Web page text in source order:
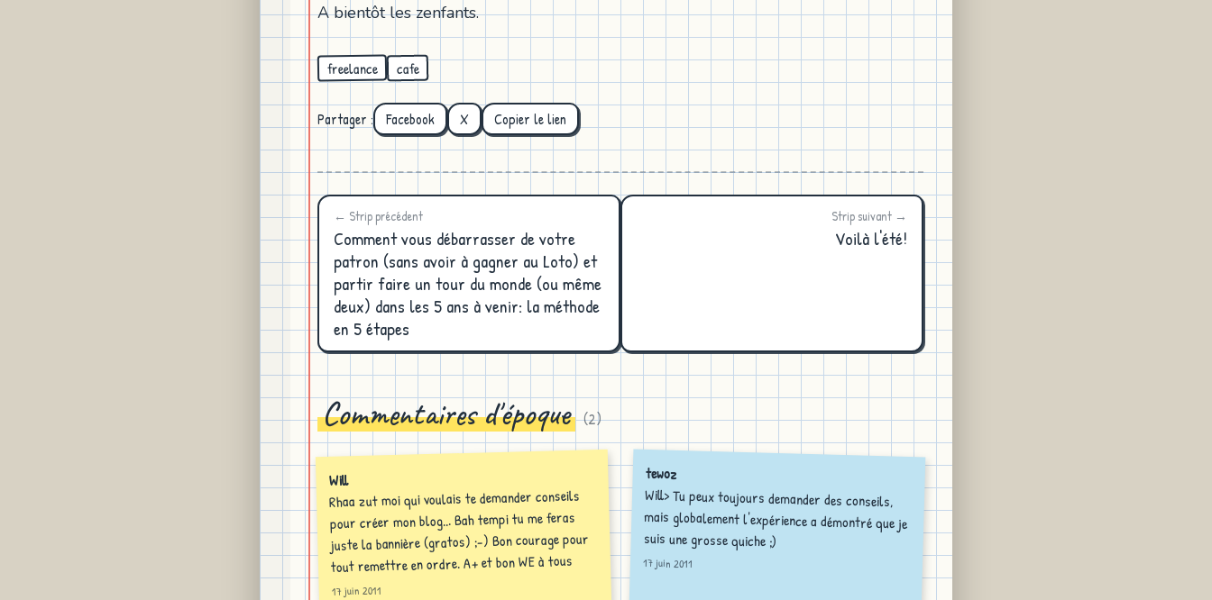
A bientôt les zenfants.
freelance cafe
Partager : Facebook X Copier le lien
← Strip précédent
Comment vous débarrasser de votre
patron (sans avoir à gagner au Loto) et
partir faire un tour du monde (ou même
deux) dans les 5 ans à venir: la méthode
en 5 étapes
Strip suivant →
Voilà l'été!
Commentaires d'époque (2)
Will
Rhaa zut moi qui voulais te demander conseils
pour créer mon blog... Bah tempi tu me feras
juste la bannière (gratos) ;-) Bon courage pour
tout remettre en ordre. A+ et bon WE à tous
17 juin 2011
tewoz
Will> Tu peux toujours demander des conseils,
mais globalement l'expérience a démontré que je
suis une grosse quiche ;)
17 juin 2011